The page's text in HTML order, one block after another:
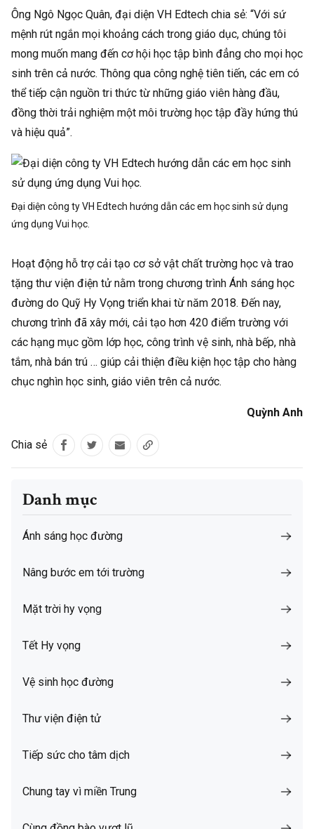
Ông Ngô Ngọc Quân, đại diện VH Edtech chia sẻ: “Với sứ
mệnh rút ngắn mọi khoảng cách trong giáo dục, chúng tôi
mong muốn mang đến cơ hội học tập bình đẳng cho mọi học
sinh trên cả nước. Thông qua công nghệ tiên tiến, các em có
thể tiếp cận nguồn tri thức từ những giáo viên hàng đầu,
đồng thời trải nghiệm một môi trường học tập đầy hứng thú
và hiệu quả”.
Đại diện công ty VH Edtech hướng dẫn các em học sinh sử dụng
ứng dụng Vui học.
Hoạt động hỗ trợ cải tạo cơ sở vật chất trường học và trao
tặng thư viện điện tử nằm trong chương trình Ánh sáng học
đường do Quỹ Hy Vọng triển khai từ năm 2018. Đến nay,
chương trình đã xây mới, cải tạo hơn 420 điểm trường với
các hạng mục gồm lớp học, công trình vệ sinh, nhà bếp, nhà
tắm, nhà bán trú … giúp cải thiện điều kiện học tập cho hàng
chục nghìn học sinh, giáo viên trên cả nước.
Quỳnh Anh
Chia sẻ
Danh mục
Ánh sáng học đường
Nâng bước em tới trường
Mặt trời hy vọng
Tết Hy vọng
Vệ sinh học đường
Thư viện điện tử
Tiếp sức cho tâm dịch
Chung tay vì miền Trung